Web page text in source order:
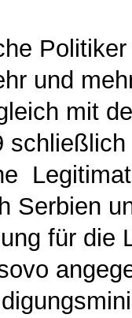
und
mit
Serbien
für die